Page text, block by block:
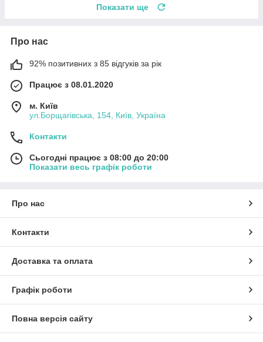
Показати ще
Про нас
92% позитивних з 85 відгуків за рік
Працює з 08.01.2020
м. Київ
ул.Борщагівська, 154, Київ, Україна
Контакти
Сьогодні працює з 08:00 до 20:00
Показати весь графік роботи
Про нас
Контакти
Доставка та оплата
Графік роботи
Повна версія сайту